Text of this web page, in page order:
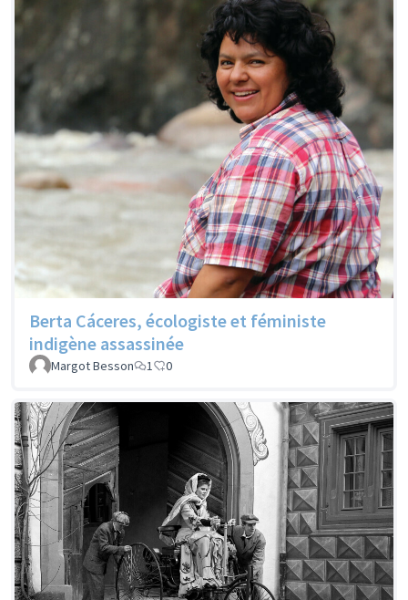
Berta Cáceres, écologiste et féministe
indigène assassinée
Margot Besson 1 0